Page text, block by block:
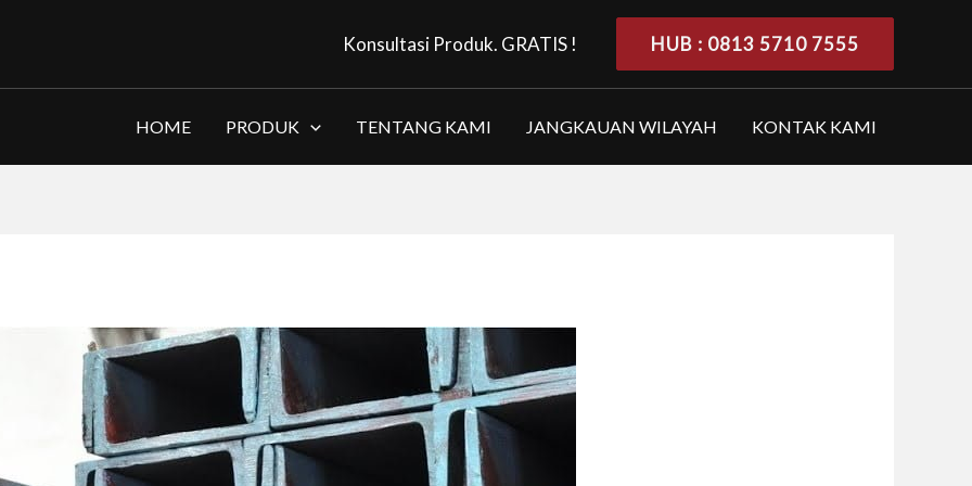
Konsultasi Produk. GRATIS ! HUB : 0813 5710 7555
HOME PRODUK TENTANG KAMI JANGKAUAN WILAYAH KONTAK KAMI